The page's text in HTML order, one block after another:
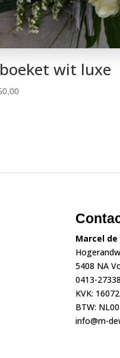
wit luxe
Prijsklasse:
Marcel de
5408 NA
0413-
KVK:
BTW:
info@m-